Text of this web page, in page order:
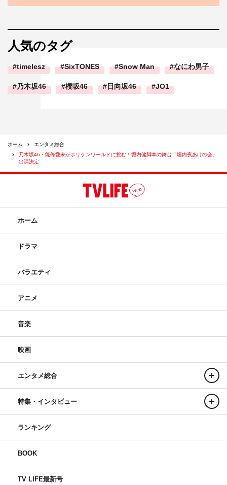
人気のタグ
timelesz SixTONES Snow Man なにわ男子
乃木坂46 櫻坂46 日向坂46 JO1
ホーム
エンタメ総合
乃木坂46・能條愛未がホリケンワールドに挑む！堀内健脚本の舞台「堀内夜あけの会」
出演決定
ホーム
ドラマ
バラエティ
アニメ
音楽
映画
エンタメ総合
特集・インタビュー
ランキング
BOOK
TV LIFE最新号